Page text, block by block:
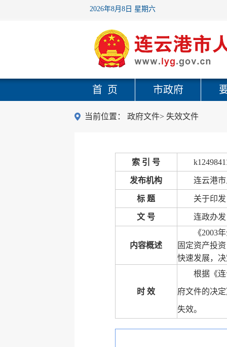
2026年8月8日 星期六
首 页 市政府
当前位置： 政府文件> 失效文件
索 引 号
发布机构 连云港
标 题 关于印
文 号 连政办发
内容概述
《2003
固定资产投
快速发展，
时 效
根据《
府文件的决
失效。